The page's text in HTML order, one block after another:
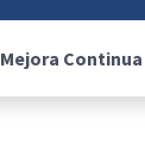
Mejora Continua